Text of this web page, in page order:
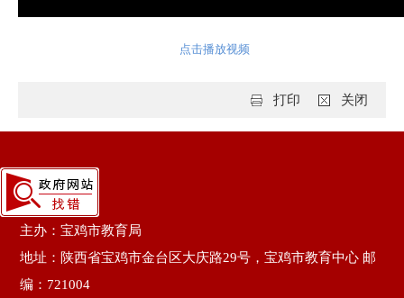
点击播放视频
关闭
打印
主办：宝鸡市教育局
地址：陕西省宝鸡市金台区大庆路29号，宝鸡市教育中心 邮
编：721004